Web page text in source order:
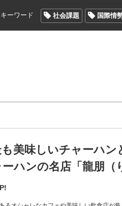
ーワード 社会課題 国際情
美味しいチャーハン
ハンの名店「龍朋（